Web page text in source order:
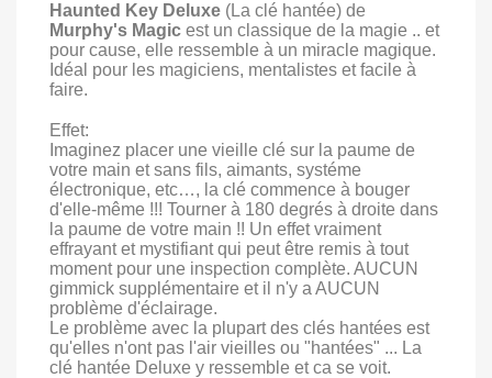
Haunted Key Deluxe (La clé hantée) de
Murphy's Magic est un classique de la magie .. et
pour cause, elle ressemble à un miracle magique.
Idéal pour les magiciens, mentalistes et facile à
faire.
Effet:
Imaginez placer une vieille clé sur la paume de
votre main et sans fils, aimants, systéme
électronique, etc…, la clé commence à bouger
d'elle-même !!! Tourner à 180 degrés à droite dans
la paume de votre main !! Un effet vraiment
effrayant et mystifiant qui peut être remis à tout
moment pour une inspection complète. AUCUN
gimmick supplémentaire et il n'y a AUCUN
problème d'éclairage.
Le problème avec la plupart des clés hantées est
qu'elles n'ont pas l'air vieilles ou "hantées" ... La
clé hantée Deluxe y ressemble et ca se voit.